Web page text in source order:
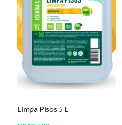
Limpa Pisos 5 L